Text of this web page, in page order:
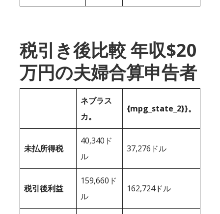
税引き後比較 年収$20
万円の夫婦合算申告者
ネブラス
カ。
{mpg_state_2}}。
未払所得税
40,340ド
ル
37,276ドル
税引後利益
159,660ド
ル
162,724ドル